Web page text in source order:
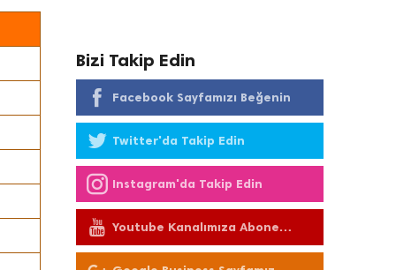
Bizi Takip Edin
Facebook Sayfamızı Beğenin
Twitter'da Takip Edin
Instagram'da Takip Edin
Youtube Kanalımıza Abone
Olun